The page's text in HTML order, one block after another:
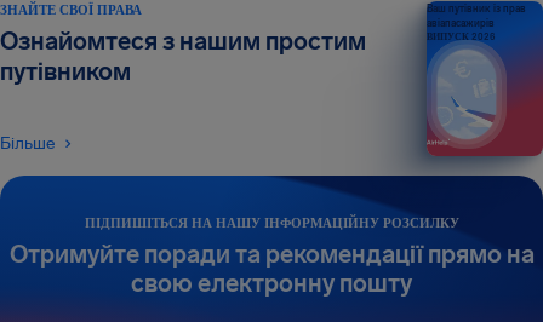
ПІДПИШІТЬСЯ НА НАШУ ІНФОРМАЦІЙНУ РОЗСИЛКУ
Отримуйте поради та рекомендації прямо на
свою електронну пошту
ЗНАЙТЕ СВОЇ ПРАВА
Ознайомтеся з нашим простим
путівником
Більше
Ваш путівник із прав
авіапасажирів
ВИПУСК 2026